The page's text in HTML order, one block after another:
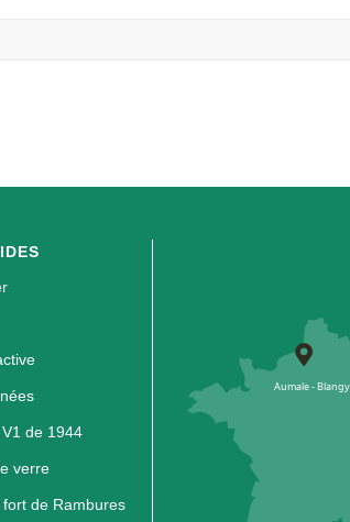
V1 de 1944
verre
de Rambures